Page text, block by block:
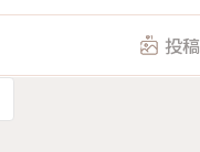
投稿